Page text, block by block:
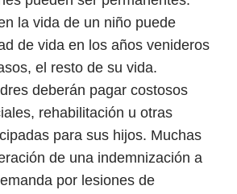
la vida de un niño puede
de vida en los años venideros
el resto de su vida.
deberán pagar costosos
rehabilitación u otras
para sus hijos. Muchas
de una indemnización a
por lesiones de